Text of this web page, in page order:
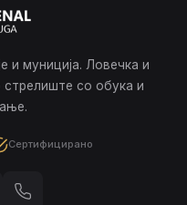
и муниција. Ловечка и
со обука и
Сертифицирано